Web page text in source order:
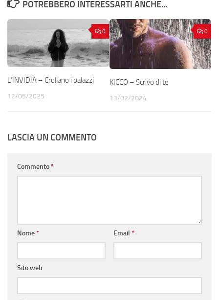
POTREBBERO INTERESSARTI ANCHE...
0
L’INVIDIA – Crollano i palazzi
12/05/2025
0
KICCO – Scrivo di te
13/02/2024
LASCIA UN COMMENTO
Commento*
Nome* Email *
Sito web